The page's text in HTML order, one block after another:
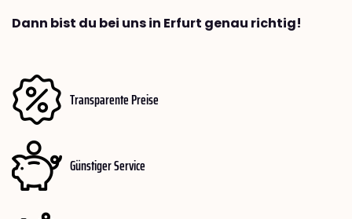
Dann bist du bei uns in Erfurt genau richtig!
Transparente Preise
Günstiger Service